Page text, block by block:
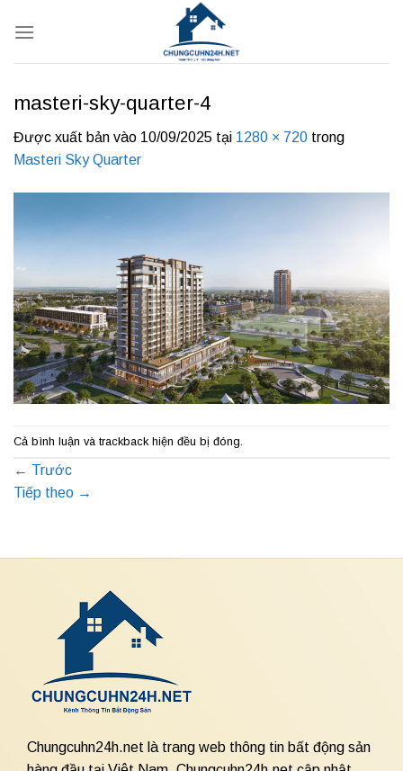
qua
masteri-sky-quarter-4
Được xuất bản vào 10/09/2025 tại 1280 × 720 trong
Masteri Sky Quarter
Cả bình luận và trackback hiện đều bị đóng.
← Trước
Tiếp theo →
Chungcuhn24h.net là trang web thông tin bất động sản